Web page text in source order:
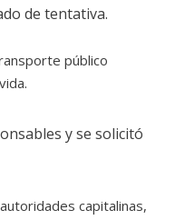
de tentativa.
público
y se solicitó
capitalinas,